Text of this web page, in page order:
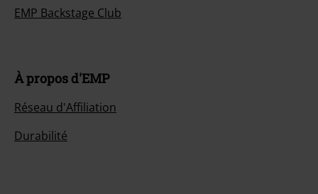
EMP Backstage Club
À propos d'EMP
Réseau d'Affiliation
Durabilité